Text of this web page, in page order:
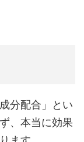
分配合」とい
、本当に効果